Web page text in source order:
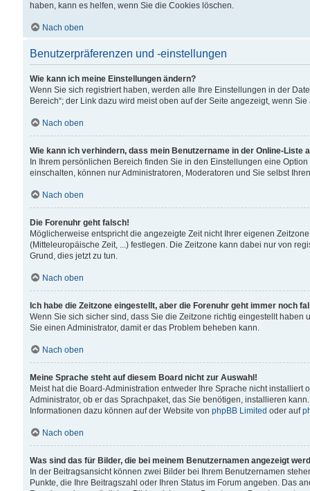
haben, kann es helfen, wenn Sie die Cookies löschen.
Nach oben
Benutzerpräferenzen und -einstellungen
Wie kann ich meine Einstellungen ändern?
Wenn Sie sich registriert haben, werden alle Ihre Einstellungen in der
Bereich“; der Link dazu wird meist oben auf der Seite angezeigt, wenn
Nach oben
Wie kann ich verhindern, dass mein Benutzername in der Online-Liste
In Ihrem persönlichen Bereich finden Sie in den Einstellungen eine
einschalten, können nur Administratoren, Moderatoren und Sie selbst
Nach oben
Die Forenuhr geht falsch!
Möglicherweise entspricht die angezeigte Zeit nicht Ihrer eigenen
(Mitteleuropäische Zeit, ...) festlegen. Die Zeitzone kann dabei nur von
Grund, dies jetzt zu tun.
Nach oben
Ich habe die Zeitzone eingestellt, aber die Forenuhr geht immer noch
Wenn Sie sich sicher sind, dass Sie die Zeitzone richtig eingestellt
Sie einen Administrator, damit er das Problem beheben kann.
Nach oben
Meine Sprache steht auf diesem Board nicht zur Auswahl!
Meist hat die Board-Administration entweder Ihre Sprache nicht
Administrator, ob er das Sprachpaket, das Sie benötigen, installieren
Informationen dazu können auf der Website von phpBB Limited oder auf
Nach oben
Was sind das für Bilder, die bei meinem Benutzernamen angezeigt
In der Beitragsansicht können zwei Bilder bei Ihrem Benutzernamen
Punkte, die Ihre Beitragszahl oder Ihren Status im Forum angeben. Das